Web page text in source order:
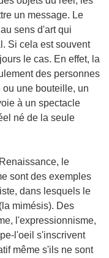
un message. Le
sens d'art qui
Si cela est souvent
le cas. En effet, la
des personnes
une bouteille, un
à un spectacle
né de la seule
le
sont des exemples
dans lesquels le
mimésis). Des
l'expressionnisme,
l'oeil s'inscrivent
même s'ils ne sont